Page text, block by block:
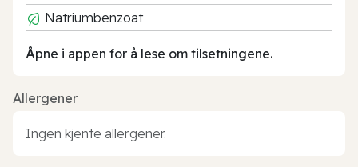
Natriumbenzoat
Åpne i appen for å lese om tilsetningene.
Allergener
Ingen kjente allergener.